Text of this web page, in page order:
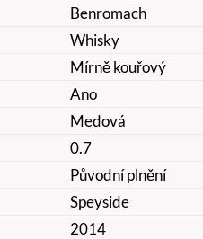
Benromach
Whisky
Mírně kouřový
Ano
Medová
0.7
Původní plnění
Speyside
2014